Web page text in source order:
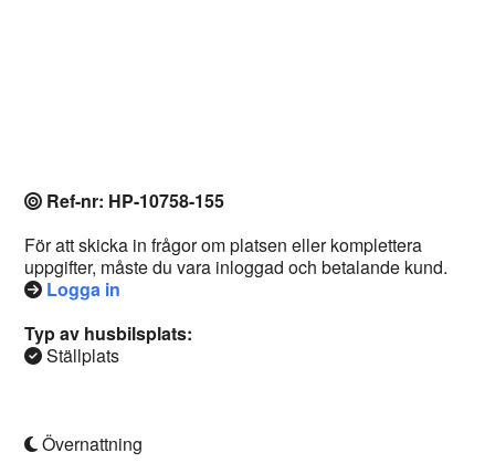
Ref-nr: HP-10758-155
För att skicka in frågor om platsen eller komplettera
uppgifter, måste du vara inloggad och betalande kund.
Logga in
Typ av husbilsplats:
Ställplats
Övernattning